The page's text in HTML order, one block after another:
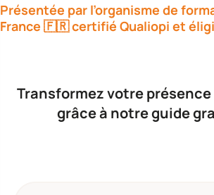
Présentée par l’organisme de
France 🇫🇷 certifié Qualiopi et
Transformez votre
grâce à notre guide